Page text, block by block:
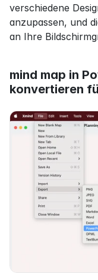
verschiedene
anzupassen, und
an Ihre
mind map in
konvertieren